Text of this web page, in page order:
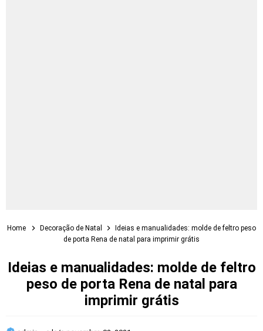
Home Decoração de Natal
Ideias e manualidades: molde de feltro peso
de porta Rena de natal para imprimir grátis
Ideias e manualidades: molde de feltro
peso de porta Rena de natal para
imprimir grátis